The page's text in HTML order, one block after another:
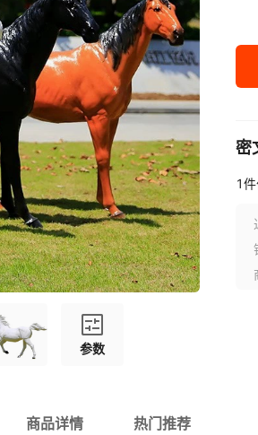
参数
密
1
商品详情 热门推荐